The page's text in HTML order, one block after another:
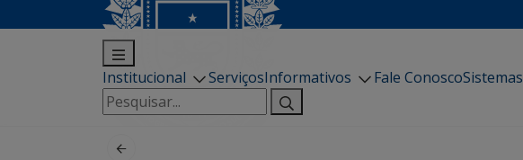
Institucional ServiçosInformativos Fale ConoscoSistemas
Pesquisar
por: